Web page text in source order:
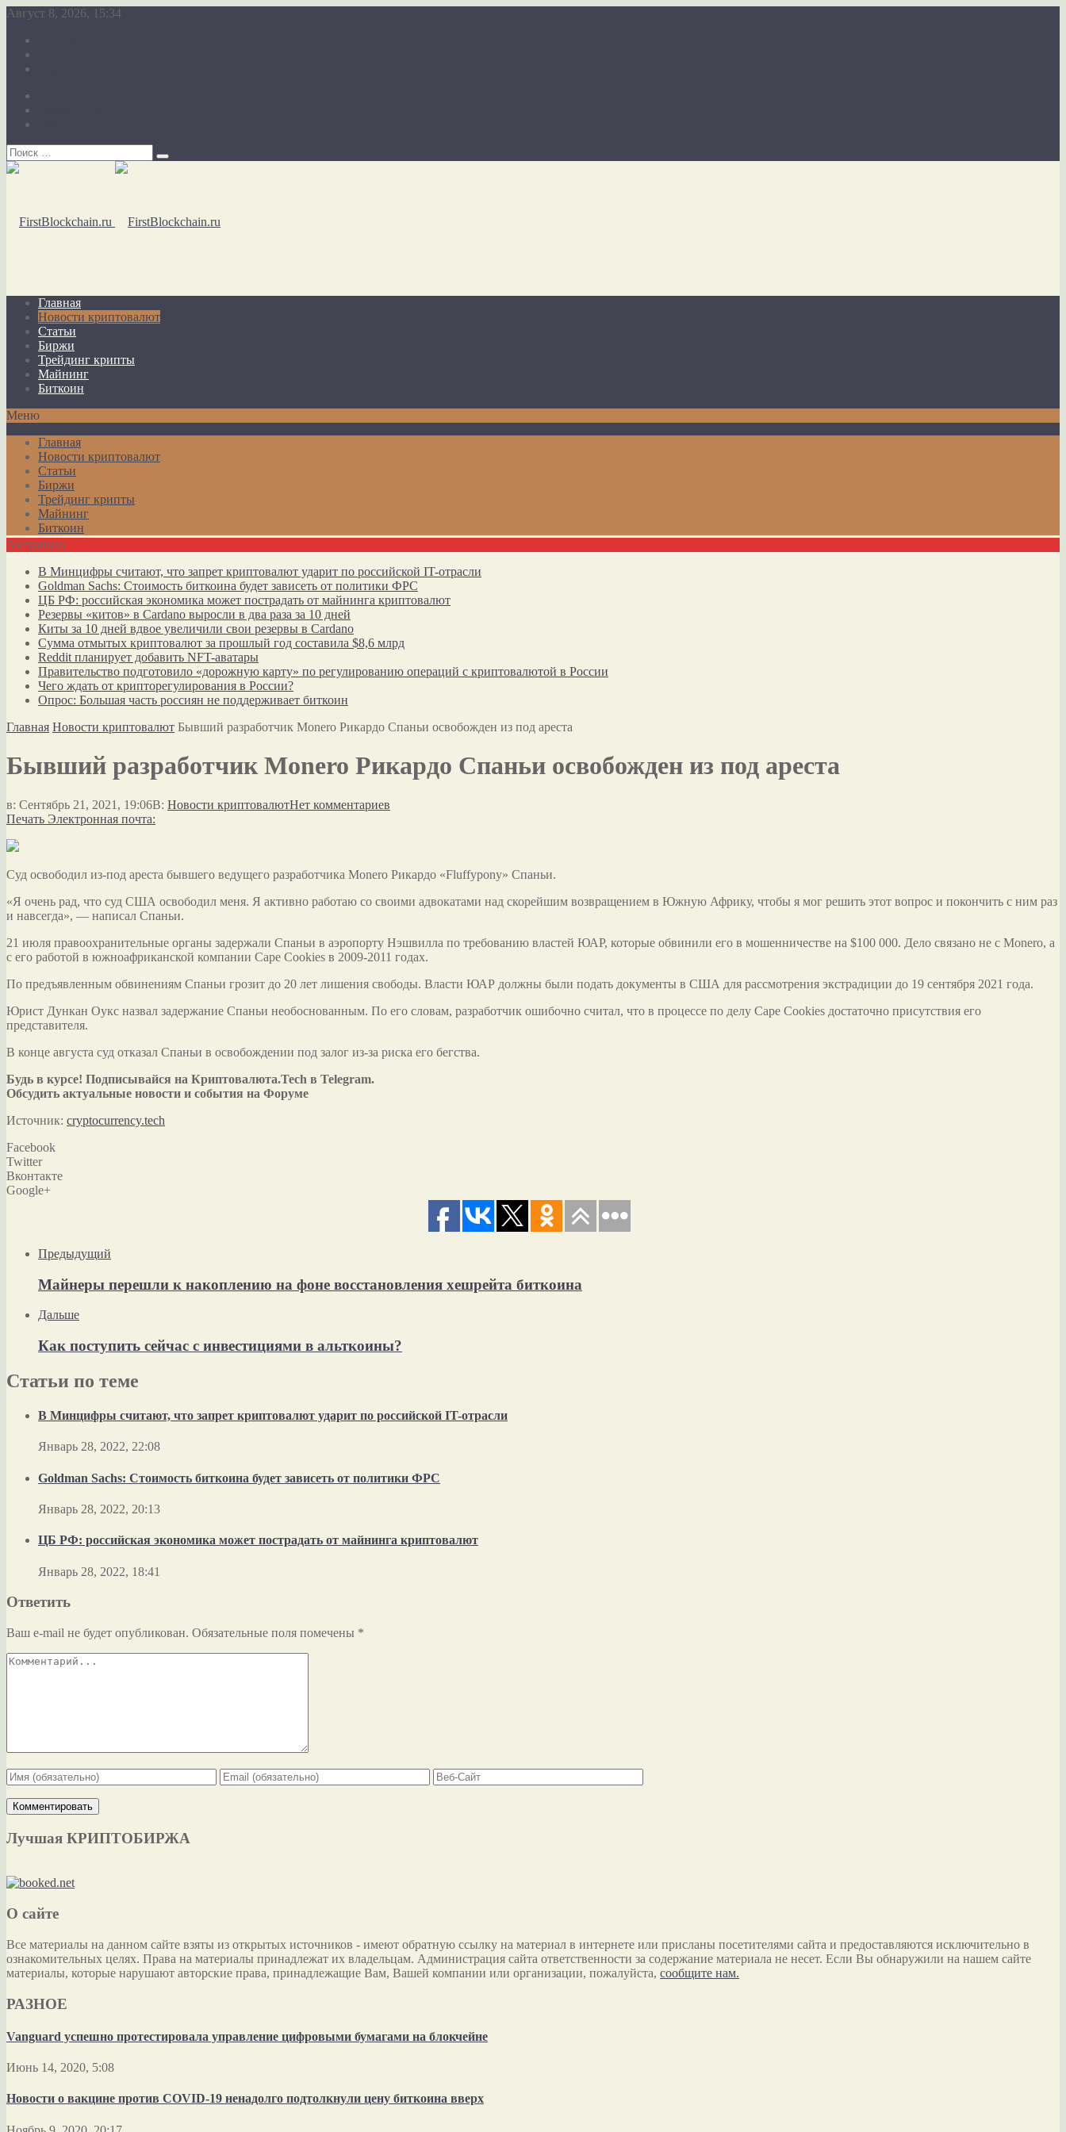
Август 8, 2026, 15:34
Главная
Новости криптовалют
Статьи
Биржи
Трейдинг крипты
Майнинг
Биткоин
Меню
Главная
Новости криптовалют
Статьи
Биржи
Трейдинг крипты
Майнинг
Биткоин
Актуально
В Минцифры считают, что запрет криптовалют ударит по российской IT-отрасли
Goldman Sachs: Стоимость биткоина будет зависеть от политики ФРС
ЦБ РФ: российская экономика может пострадать от майнинга криптовалют
Резервы «китов» в Cardano выросли в два раза за 10 дней
Киты за 10 дней вдвое увеличили свои резервы в Cardano
Сумма отмытых криптовалют за прошлый год составила $8,6 млрд
Reddit планирует добавить NFT-аватары
Правительство подготовило «дорожную карту» по регулированию операций с криптовалютой в России
Чего ждать от крипторегулирования в России?
Опрос: Большая часть россиян не поддерживает биткоин
Главная Новости криптовалют Бывший разработчик Monero Рикардо Спаньи освобожден из под ареста
Бывший разработчик Monero Рикардо Спаньи освобожден из под ареста
в: Сентябрь 21, 2021, 19:06В: Новости криптовалютНет комментариев
Печать Электронная почта:
Суд освободил из-под ареста бывшего ведущего разработчика Monero Рикардо «Fluffypony» Спаньи.
«Я очень рад, что суд США освободил меня. Я активно работаю со своими адвокатами над скорейшим возвращением в Южную Африку, чтобы я мог решить этот вопрос и покончить с ним раз
и навсегда», — написал Спаньи.
21 июля правоохранительные органы задержали Спаньи в аэропорту Нэшвилла по требованию властей ЮАР, которые обвинили его в мошенничестве на $100 000. Дело связано не с Monero, а
с его работой в южноафриканской компании Cape Cookies в 2009-2011 годах.
По предъявленным обвинениям Спаньи грозит до 20 лет лишения свободы. Власти ЮАР должны были подать документы в США для рассмотрения экстрадиции до 19 сентября 2021 года.
Юрист Дункан Оукс назвал задержание Спаньи необоснованным. По его словам, разработчик ошибочно считал, что в процессе по делу Cape Cookies достаточно присутствия его
представителя.
В конце августа суд отказал Спаньи в освобождении под залог из-за риска его бегства.
Будь в курсе! Подписывайся на Криптовалюта.Tech в Telegram.
Обсудить актуальные новости и события на Форуме
Источник: cryptocurrency.tech
Facebook
Twitter
Вконтакте
Google+
Предыдущий
Майнеры перешли к накоплению на фоне восстановления хешрейта биткоина
Дальше
Как поступить сейчас с инвестициями в альткоины?
Статьи по теме
В Минцифры считают, что запрет криптовалют ударит по российской IT-отрасли
Январь 28, 2022, 22:08
Goldman Sachs: Стоимость биткоина будет зависеть от политики ФРС
Январь 28, 2022, 20:13
ЦБ РФ: российская экономика может пострадать от майнинга криптовалют
Январь 28, 2022, 18:41
Ответить
Ваш e-mail не будет опубликован. Обязательные поля помечены *
Лучшая КРИПТОБИРЖА
О сайте
Все материалы на данном сайте взяты из открытых источников - имеют обратную ссылку на материал в интернете или присланы посетителями сайта и предоставляются исключительно в
ознакомительных целях. Права на материалы принадлежат их владельцам. Администрация сайта ответственности за содержание материала не несет. Если Вы обнаружили на нашем сайте
материалы, которые нарушают авторские права, принадлежащие Вам, Вашей компании или организации, пожалуйста, сообщите нам.
РАЗНОЕ
Vanguard успешно протестировала управление цифровыми бумагами на блокчейне
Июнь 14, 2020, 5:08
Новости о вакцине против COVID-19 ненадолго подтолкнули цену биткоина вверх